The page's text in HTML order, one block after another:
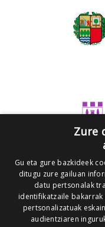
Zure
Gu eta gure bazkideek
ditugu zure gailuan
datu pertsonalak
identifikatzaile
pertsonalizatuak
audientziaren